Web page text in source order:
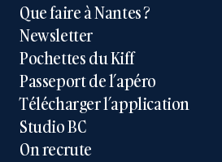
Que faire à Nantes ?
Newsletter
Pochettes du Kiff
Passeport de l’apéro
Télécharger l’application
Studio BC
On recrute